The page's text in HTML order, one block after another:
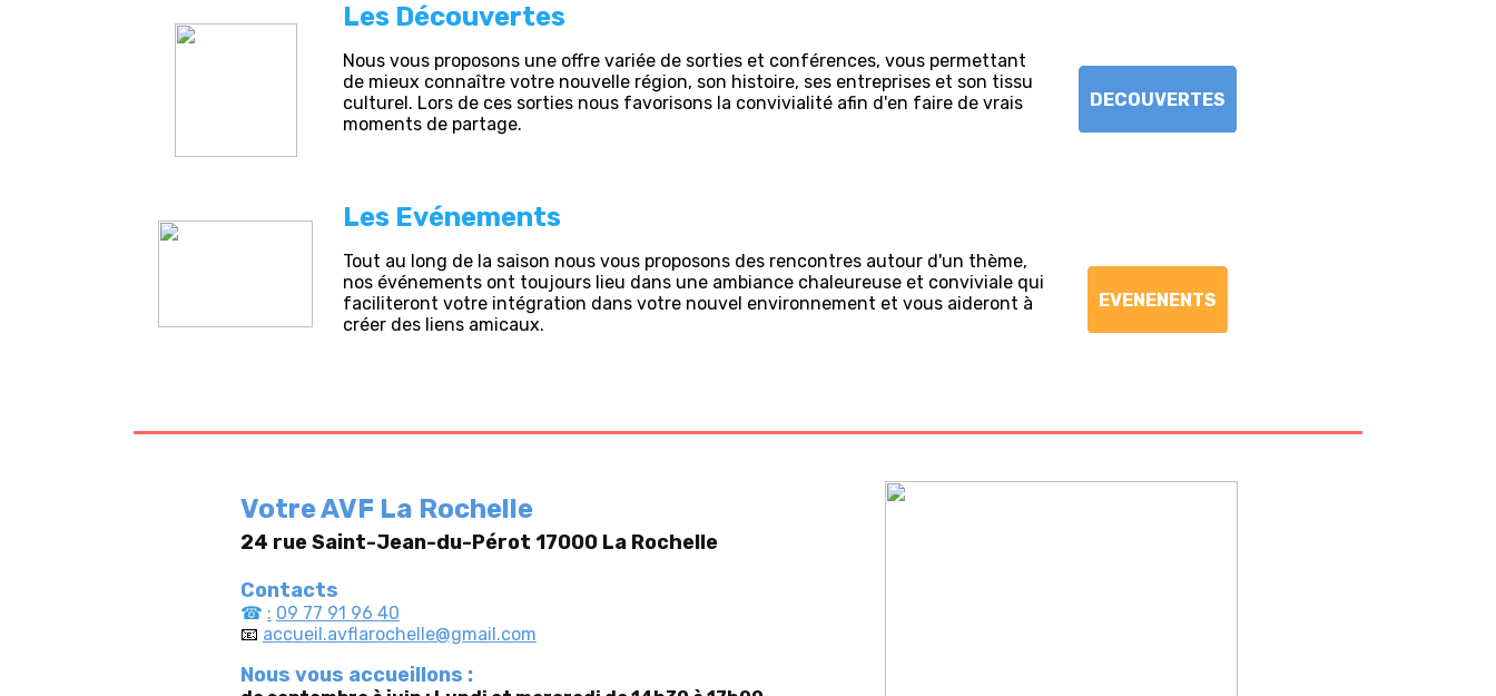
Les Découvertes
Nous vous proposons une offre variée de sorties et conférences, vous permettant
de mieux connaître votre nouvelle région, son histoire, ses entreprises et son tissu
culturel. Lors de ces sorties nous favorisons la convivialité afin d'en faire de vrais
moments de partage.
DECOUVERTES
Les Evénements
Tout au long de la saison nous vous proposons des rencontres autour d'un thème,
nos événements ont toujours lieu dans une ambiance chaleureuse et conviviale qui
faciliteront votre intégration dans votre nouvel environnement et vous aideront à
créer des liens amicaux.
EVENENENTS
Votre AVF La Rochelle
24 rue Saint-Jean-du-Pérot 17000 La Rochelle
Contacts
☎ : 09 77 91 96 40
📧 accueil.avflarochelle@gmail.com
Nous vous accueillons :